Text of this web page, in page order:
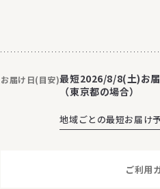
お届け日(目安)最短2026/8/8(土)お
（東京都の場合）
地域ごとの最短お届け
ご利用